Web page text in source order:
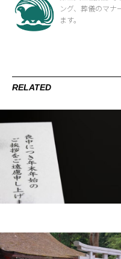
ング、葬儀のマナ
ます。
RELATED